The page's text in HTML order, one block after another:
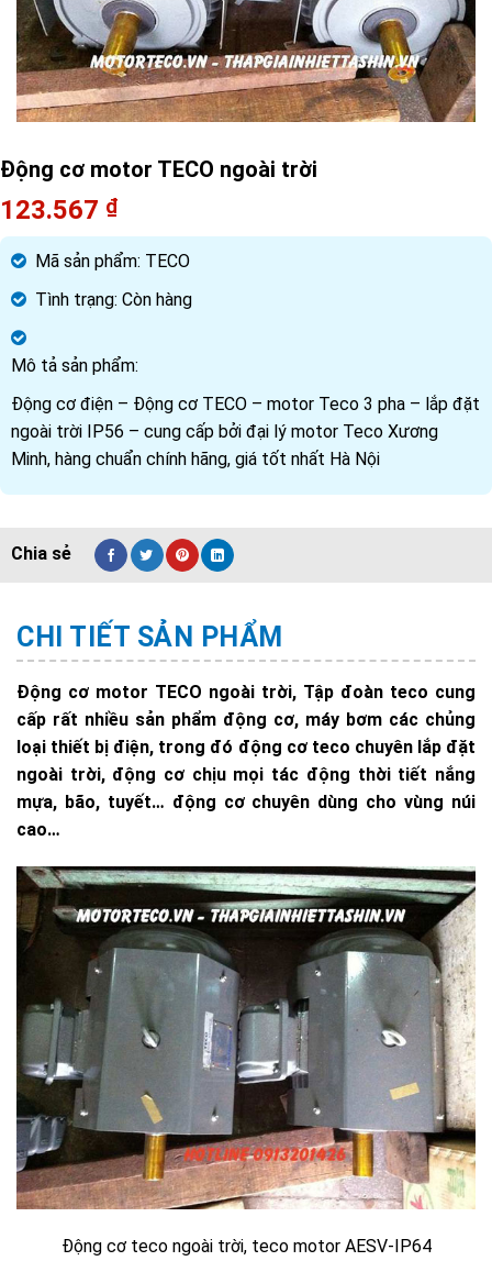
Động cơ motor TECO ngoài trời
123.567 ₫
Mã sản phẩm: TECO
Tình trạng: Còn hàng
Mô tả sản phẩm:
Động cơ điện – Động cơ TECO – motor Teco 3 pha – lắp đặt
ngoài trời IP56 – cung cấp bởi đại lý motor Teco Xương
Minh, hàng chuẩn chính hãng, giá tốt nhất Hà Nội
CHI TIẾT SẢN PHẨM
Động cơ motor TECO ngoài trời, Tập đoàn teco cung
cấp rất nhiều sản phẩm động cơ, máy bơm các chủng
loại thiết bị điện, trong đó động cơ teco chuyên lắp đặt
ngoài trời, động cơ chịu mọi tác động thời tiết nắng
mựa, bão, tuyết… động cơ chuyên dùng cho vùng núi
cao…
Động cơ teco ngoài trời, teco motor AESV-IP64